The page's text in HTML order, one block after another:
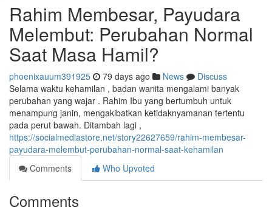
Rahim Membesar, Payudara
Melembut: Perubahan Normal
Saat Masa Hamil?
phoenixauum391925 79 days ago News
Discuss
Selama waktu kehamilan , badan wanita mengalami banyak
perubahan yang wajar . Rahim Ibu yang bertumbuh untuk
menampung janin, mengakibatkan ketidaknyamanan tertentu
pada perut bawah. Ditambah lagi ,
https://socialmediastore.net/story22627659/rahim-membesar-
payudara-melembut-perubahan-normal-saat-kehamilan
Comments
Who Upvoted
Comments